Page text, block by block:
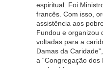
espiritual. Foi
francês. Com isso,
assistência aos
Fundou e organizou
voltadas para a
Damas da
a “Congregação dos